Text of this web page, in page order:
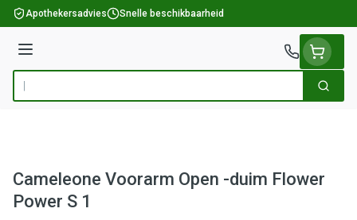
Ga naar de inhoud
Apothekersadvies Snelle beschikbaarheid
Menu
Product, merk, categorie... Zoek
Cameleone Voorarm Open -duim Flower
Power S 1